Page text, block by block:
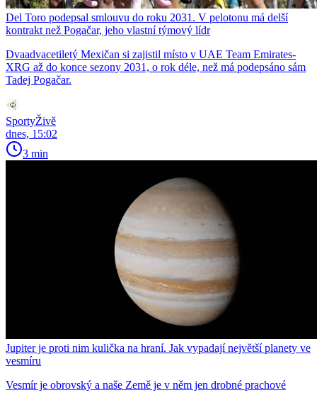
Del Toro podepsal smlouvu do roku 2031. V pelotonu má delší
kontrakt než Pogačar, jeho vlastní týmový lídr
Dvaadvacetiletý Mexičan si zajistil místo v UAE Team Emirates-
XRG až do konce sezony 2031, o rok déle, než má podepsáno sám
Tadej Pogačar.
SportyŽivě
dnes, 15:02
3 min
Jupiter je proti nim kulička na hraní. Jak vypadají největší planety ve
vesmíru
Vesmír je obrovský a naše Země je v něm jen drobné prachové